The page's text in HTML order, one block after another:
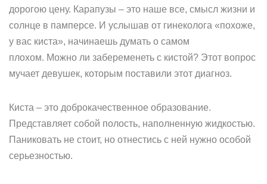
дорогою цену. Карапузы – это наше все, смысл жизни и
солнце в памперсе. И услышав от гинеколога «похоже,
у вас киста», начинаешь думать о самом
плохом. Можно ли забеременеть с кистой? Этот вопрос
мучает девушек, которым поставили этот диагноз.
Киста – это доброкачественное образование.
Представляет собой полость, наполненную жидкостью.
Паниковать не стоит, но отнестись с ней нужно особой
серьезностью.